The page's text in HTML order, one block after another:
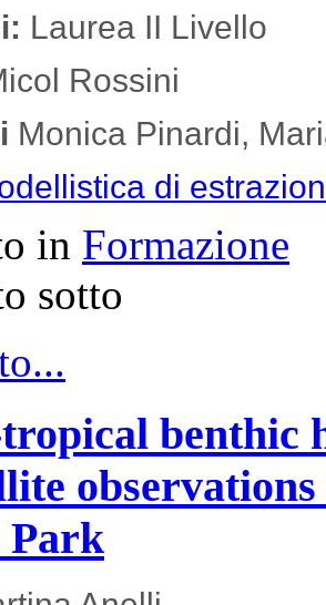
Laurea II Livello
Rossini
Monica Pinardi,
di
in Formazione
sotto
benthic
Park